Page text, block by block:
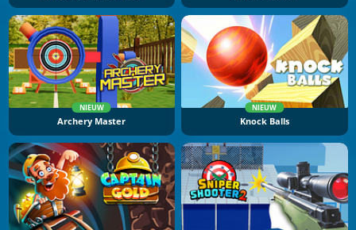
NIEUW
Archery Master
NIEUW
Knock Balls